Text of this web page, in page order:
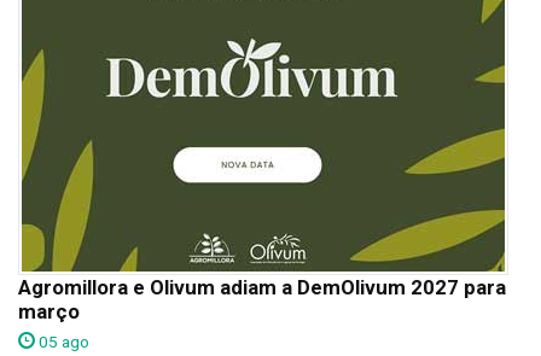
Agromillora e Olivum adiam a DemOlivum 2027 para
março
05 ago